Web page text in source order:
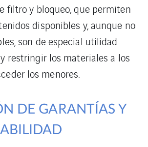
filtro y bloqueo, que permiten
disponibles y, aunque no
son de especial utilidad
restringir los materiales a los
los menores.
DE GARANTÍAS Y